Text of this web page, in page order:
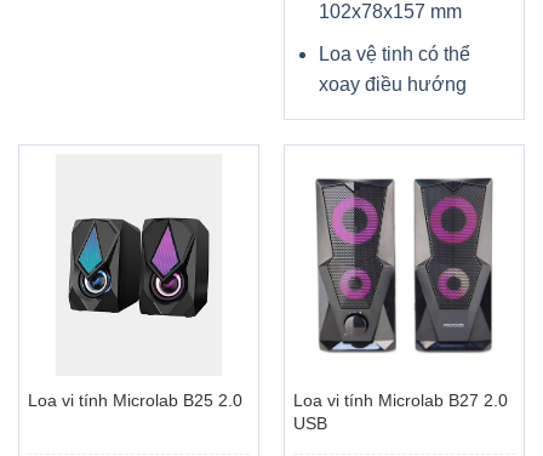
102x78x157 mm
Loa vệ tinh có thể
xoay điều hướng
Loa vi tính Microlab B25 2.0
Loa vi tính Microlab B27 2.0
USB